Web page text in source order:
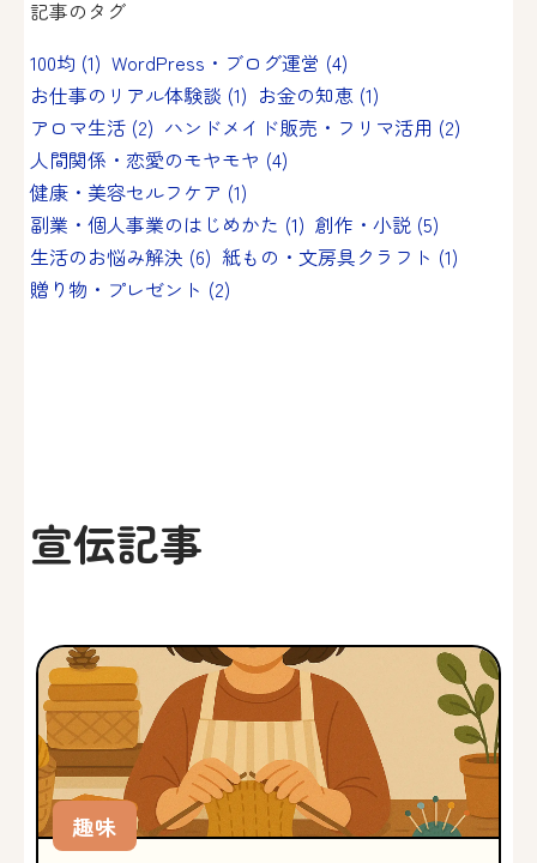
記事のタグ
100均 (1) WordPress・ブログ運営 (4)
お仕事のリアル体験談 (1) お金の知恵 (1)
アロマ生活 (2) ハンドメイド販売・フリマ活用 (2)
人間関係・恋愛のモヤモヤ (4)
健康・美容セルフケア (1)
副業・個人事業のはじめかた (1) 創作・小説 (5)
生活のお悩み解決 (6) 紙もの・文房具クラフト (1)
贈り物・プレゼント (2)
宣伝記事
趣味